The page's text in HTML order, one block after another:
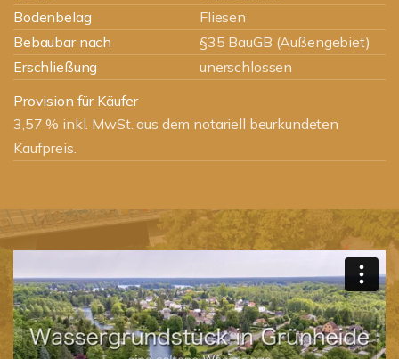
Bodenbelag
Fliesen
Bebaubar nach
§35 BauGB (Außengebiet)
Erschließung
unerschlossen
Provision für Käufer
3,57 % inkl. MwSt. aus dem notariell beurkundeten
Kaufpreis.